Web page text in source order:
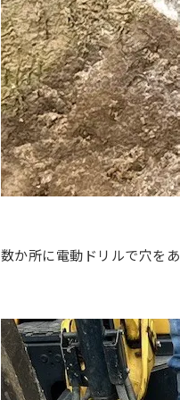
数か所に電動ドリルで穴を